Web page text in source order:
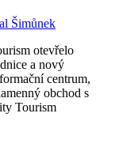
Šimůnek
otevřelo
a nový
centrum,
obchod s
Tourism